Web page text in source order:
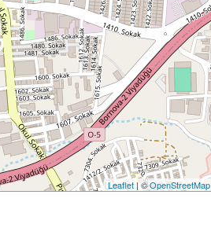
Leaflet | ©OpenStreetMap